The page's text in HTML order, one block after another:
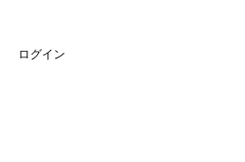
ログイン